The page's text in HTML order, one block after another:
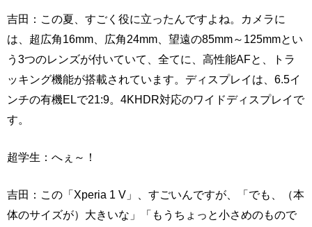
吉田：この夏、すごく役に立ったんですよね。カメラに
は、超広角16mm、広角24mm、望遠の85mm～125mmとい
う3つのレンズが付いていて、全てに、高性能AFと、トラ
ッキング機能が搭載されています。ディスプレイは、6.5イ
ンチの有機ELで21:9。4KHDR対応のワイドディスプレイで
す。
超学生：へぇ～！
吉田：この「Xperia 1 V」、すごいんですが、「でも、（本
体のサイズが）大きいな」「もうちょっと小さめのもので